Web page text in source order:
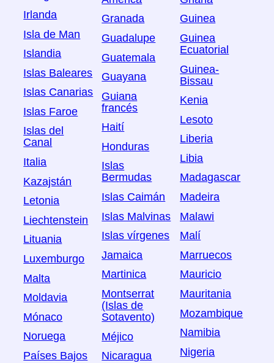
Irlanda
Isla de Man
Islandia
Islas Baleares
Islas Canarias
Islas Faroe
Islas del
Canal
Italia
Kazajstán
Letonia
Liechtenstein
Lituania
Luxemburgo
Malta
Moldavia
Mónaco
Noruega
Países Bajos
Granada
Guadalupe
Guatemala
Guayana
Guiana
francés
Haití
Honduras
Islas
Bermudas
Islas Caimán
Islas Malvinas
Islas vírgenes
Jamaica
Martinica
Montserrat
(Islas de
Sotavento)
Méjico
Nicaragua
Guinea
Guinea
Ecuatorial
Guinea-
Bissau
Kenia
Lesoto
Liberia
Libia
Madagascar
Madeira
Malawi
Malí
Marruecos
Mauricio
Mauritania
Mozambique
Namibia
Nigeria